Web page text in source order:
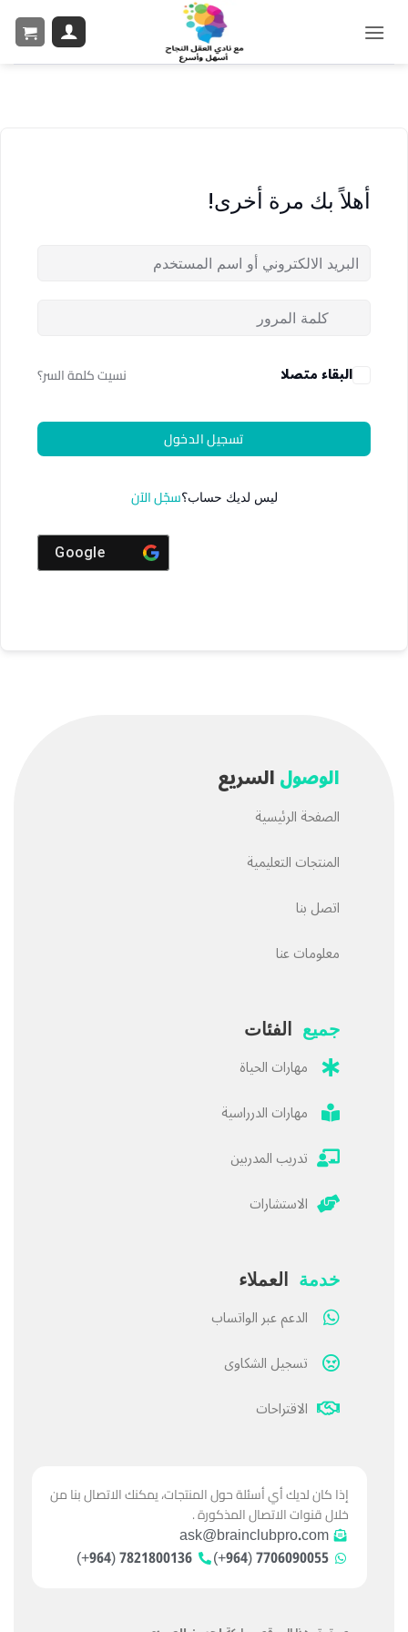
أهلاً بك مرة أخرى!
البقاء متصلا نسيت كلمة السر؟
تسجيل الدخول
ليس لديك حساب؟سجّل الآن
Google
الوصولالسريع
الصفحة الرئيسية
المنتجات التعليمية
اتصل بنا
معلومات عنا
جميع الفئات
مهارات الحياة
مهارات الدرراسية
تدريب المدربين
الاستشارات
خدمة العملاء
الدعم عبر الواتساب
تسجيل الشكاوى
الاقتراحات
إذا كان لديك أي أسئلة حول المنتجات، يمكنك الاتصال بنا من
خلال قنوات الاتصال المذكورة .
ask@brainclubpro.com
7706090055 (964+)
7821800136 (964+)